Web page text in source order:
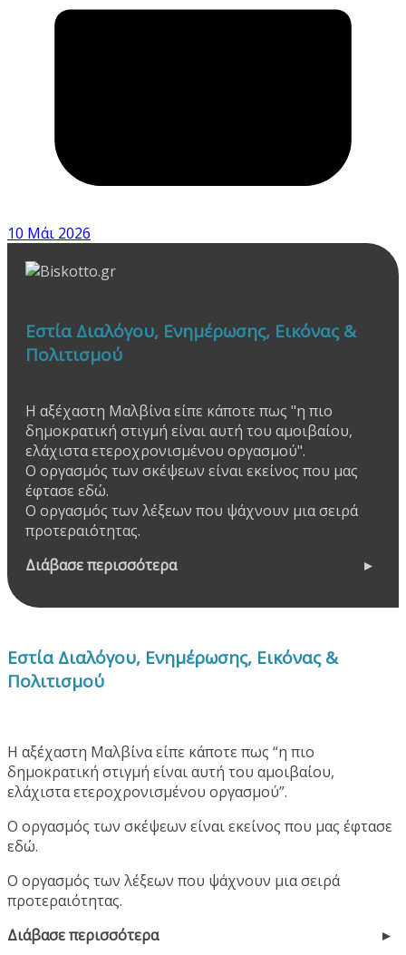
10 Μάι 2026
Εστία Διαλόγου, Ενημέρωσης, Εικόνας &
Πολιτισμού
Η αξέχαστη Μαλβίνα είπε κάποτε πως "η πιο
δημοκρατική στιγμή είναι αυτή του αμοιβαίου,
ελάχιστα ετεροχρονισμένου οργασμού".
Ο οργασμός των σκέψεων είναι εκείνος που μας
έφτασε εδώ.
Ο οργασμός των λέξεων που ψάχνουν μια σειρά
προτεραιότητας.
Διάβασε περισσότερα
Εστία Διαλόγου, Ενημέρωσης, Εικόνας &
Πολιτισμού
Η αξέχαστη Μαλβίνα είπε κάποτε πως “η πιο
δημοκρατική στιγμή είναι αυτή του αμοιβαίου,
ελάχιστα ετεροχρονισμένου οργασμού”.
Ο οργασμός των σκέψεων είναι εκείνος που μας έφτασε
εδώ.
Ο οργασμός των λέξεων που ψάχνουν μια σειρά
προτεραιότητας.
Διάβασε περισσότερα